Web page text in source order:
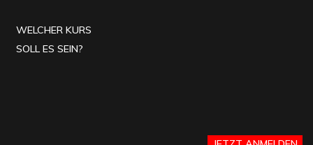
WELCHER KURS
SOLL ES SEIN?